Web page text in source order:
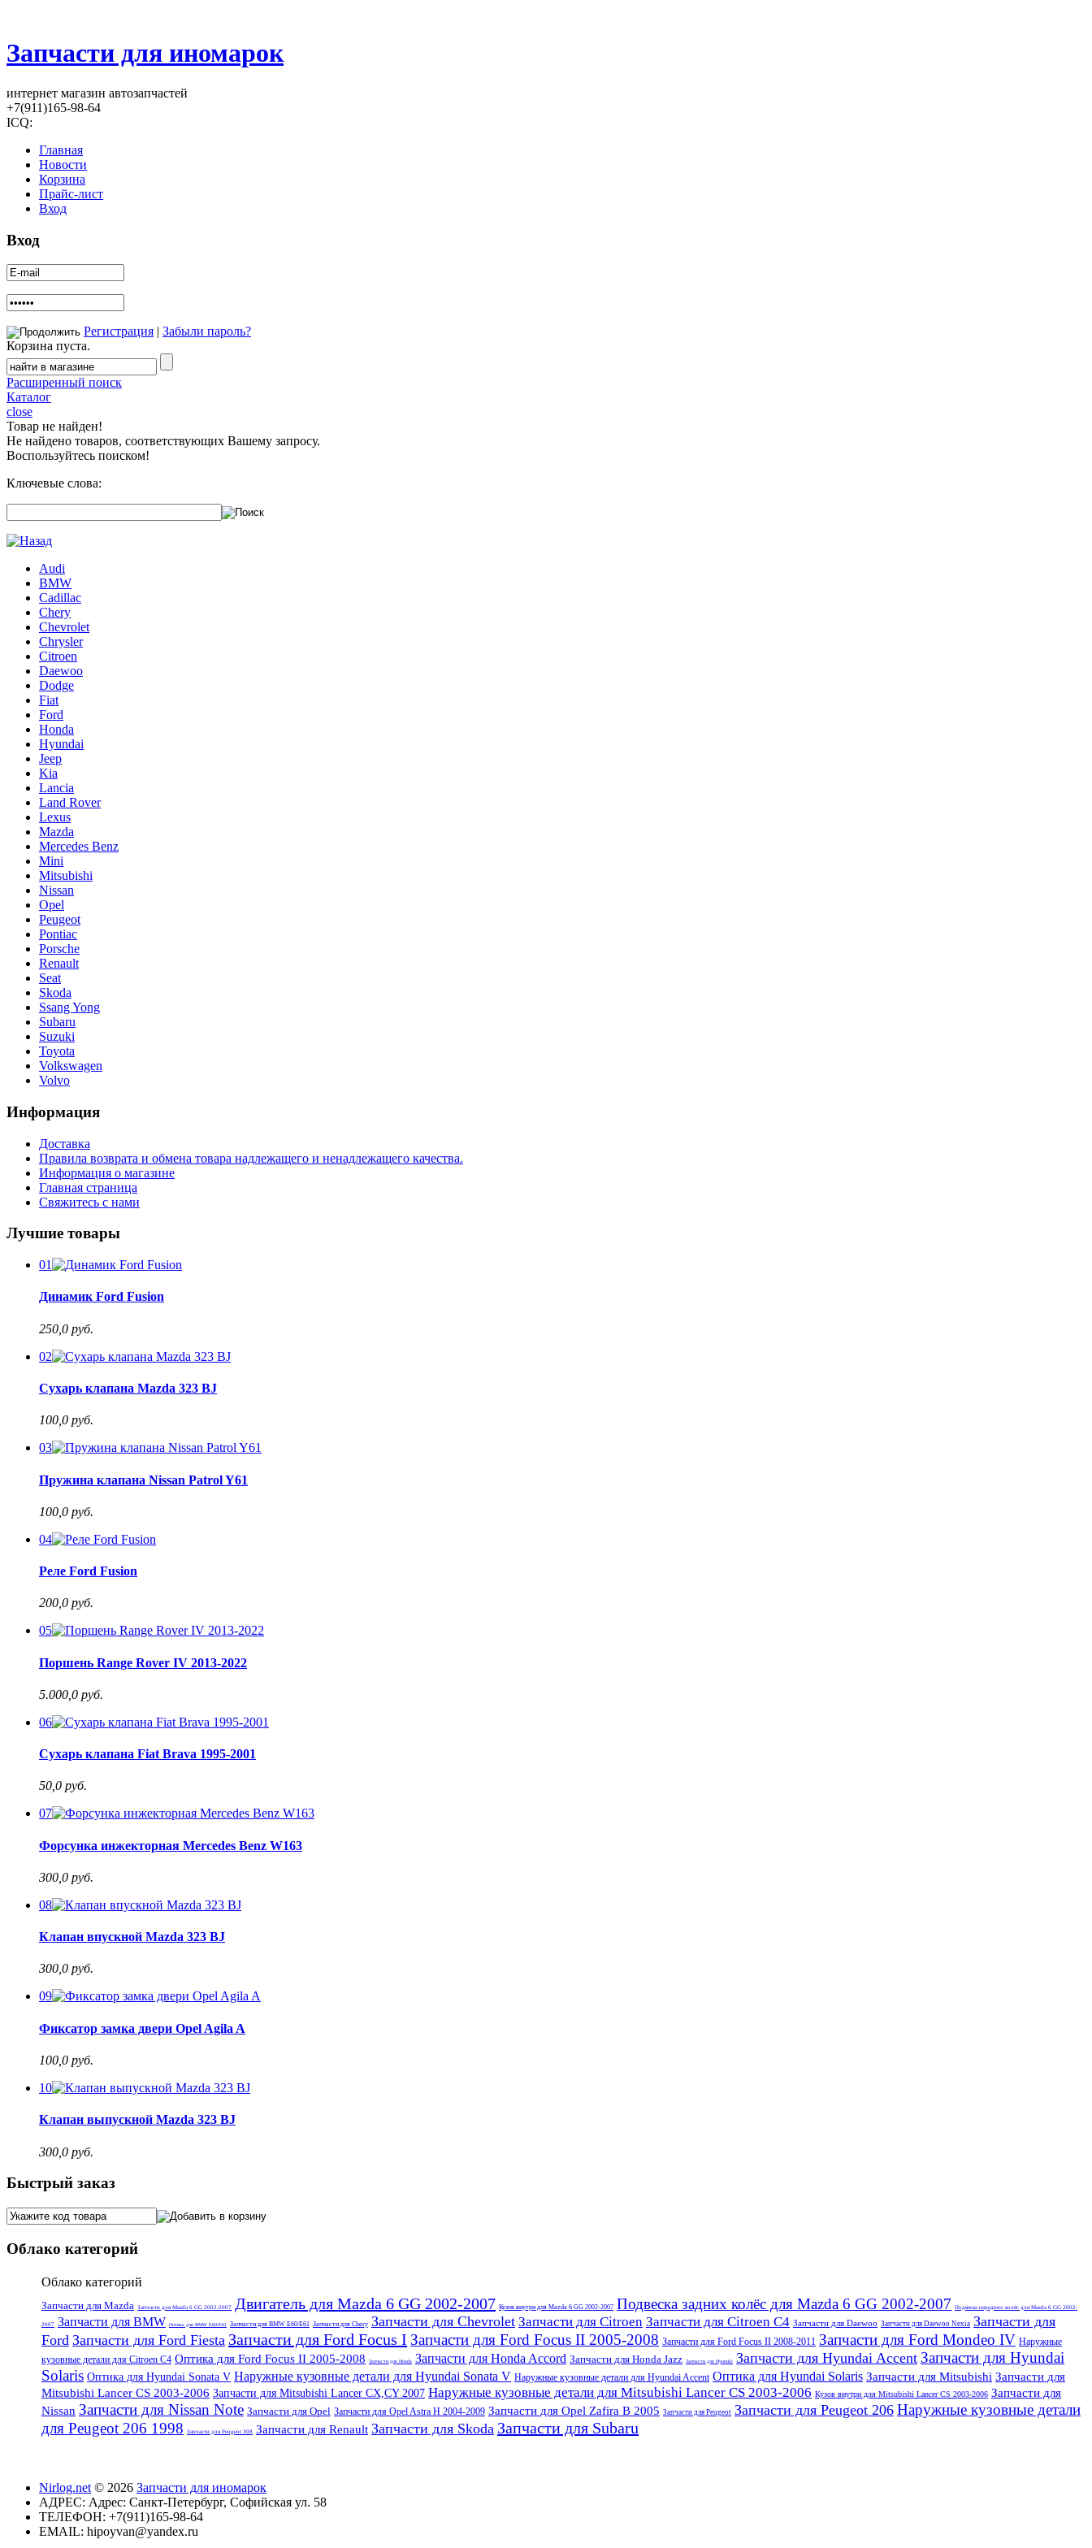
Запчасти для иномарок
интернет магазин автозапчастей
+7(911)165-98-64
ICQ:
Главная
Новости
Корзина
Прайс-лист
Вход
Вход
Регистрация | Забыли пароль?
Корзина пуста.
Расширенный поиск
Каталог
close
Товар не найден!
Не найдено товаров, соответствующих Вашему запросу.
Воспользуйтесь поиском!
Ключевые слова:
Audi
BMW
Cadillac
Chery
Chevrolet
Chrysler
Citroen
Daewoo
Dodge
Fiat
Ford
Honda
Hyundai
Jeep
Kia
Lancia
Land Rover
Lexus
Mazda
Mercedes Benz
Mini
Mitsubishi
Nissan
Opel
Peugeot
Pontiac
Porsche
Renault
Seat
Skoda
Ssang Yong
Subaru
Suzuki
Toyota
Volkswagen
Volvo
Информация
Доставка
Правила возврата и обмена товара надлежащего и ненадлежащего качества.
Информация о магазине
Главная страница
Свяжитесь с нами
Лучшие товары
01
Динамик Ford Fusion
250,0 руб.
02
Сухарь клапана Mazda 323 BJ
100,0 руб.
03
Пружина клапана Nissan Patrol Y61
100,0 руб.
04
Реле Ford Fusion
200,0 руб.
05
Поршень Range Rover IV 2013-2022
5.000,0 руб.
06
Сухарь клапана Fiat Brava 1995-2001
50,0 руб.
07
Форсунка инжекторная Mercedes Benz W163
300,0 руб.
08
Клапан впускной Mazda 323 BJ
300,0 руб.
09
Фиксатор замка двери Opel Agila A
100,0 руб.
10
Клапан выпускной Mazda 323 BJ
300,0 руб.
Быстрый заказ
Облако категорий
Облако категорий
Запчасти для Mazda Запчасти для Mazda 6 GG 2002-2007 Двигатель для Mazda 6 GG 2002-2007 Кузов внутри для Mazda 6 GG 2002-2007 Подвеска задних колёс для Mazda 6 GG 2002-2007 Подвеска передних колёс для Mazda 6 GG 2002-
2007 Запчасти для BMW Оптика для BMW E60/E61 Запчасти для BMW E60/E61 Запчасти для Chery Запчасти для Chevrolet Запчасти для Citroen Запчасти для Citroen C4 Запчасти для Daewoo Запчасти для Daewoo Nexia Запчасти для
Ford Запчасти для Ford Fiesta Запчасти для Ford Focus I Запчасти для Ford Focus II 2005-2008 Запчасти для Ford Focus II 2008-2011 Запчасти для Ford Mondeo IV Наружные
кузовные детали для Citroen C4 Оптика для Ford Focus II 2005-2008 Запчасти для Honda Запчасти для Honda Accord Запчасти для Honda Jazz Запчасти для Hyundai Запчасти для Hyundai Accent Запчасти для Hyundai
Solaris Оптика для Hyundai Sonata V Наружные кузовные детали для Hyundai Sonata V Наружные кузовные детали для Hyundai Accent Оптика для Hyundai Solaris Запчасти для Mitsubishi Запчасти для
Mitsubishi Lancer CS 2003-2006 Запчасти для Mitsubishi Lancer CX,CY 2007 Наружные кузовные детали для Mitsubishi Lancer CS 2003-2006 Кузов внутри для Mitsubishi Lancer CS 2003-2006 Запчасти для
Nissan Запчасти для Nissan Note Запчасти для Opel Запчасти для Opel Astra H 2004-2009 Запчасти для Opel Zafira B 2005 Запчасти для Peugeot Запчасти для Peugeot 206 Наружные кузовные детали
для Peugeot 206 1998
Запчасти для Peugeot 308 Запчасти для Renault Запчасти для Skoda Запчасти для Subaru
Nirlog.net © 2026 Запчасти для иномарок
АДРЕС: Адрес: Санкт-Петербург, Софийская ул. 58
ТЕЛЕФОН: +7(911)165-98-64
EMAIL: hipoyvan@yandex.ru